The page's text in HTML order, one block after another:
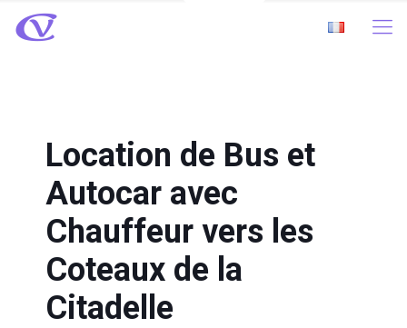
Location de Bus et
Autocar avec
Chauffeur vers les
Coteaux de la
Citadelle